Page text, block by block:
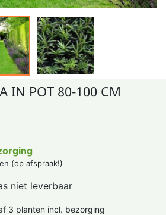
IN POT 80-100 CM
(op afspraak!)
niet leverbaar
3 planten incl. bezorging